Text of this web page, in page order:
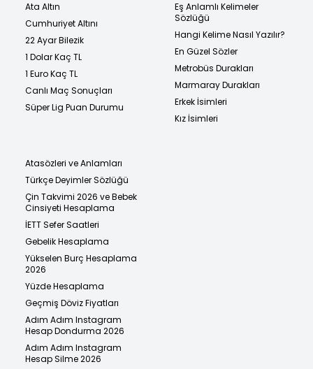
Ata Altın
Cumhuriyet Altını
22 Ayar Bilezik
1 Dolar Kaç TL
1 Euro Kaç TL
Canlı Maç Sonuçları
Süper Lig Puan Durumu
Eş Anlamlı Kelimeler
Sözlüğü
Hangi Kelime Nasıl Yazılır?
En Güzel Sözler
Metrobüs Durakları
Marmaray Durakları
Erkek İsimleri
Kız İsimleri
Atasözleri ve Anlamları
Türkçe Deyimler Sözlüğü
Çin Takvimi 2026 ve Bebek
Cinsiyeti Hesaplama
İETT Sefer Saatleri
Gebelik Hesaplama
Yükselen Burç Hesaplama
2026
Yüzde Hesaplama
Geçmiş Döviz Fiyatları
Adım Adım Instagram
Hesap Dondurma 2026
Adım Adım Instagram
Hesap Silme 2026